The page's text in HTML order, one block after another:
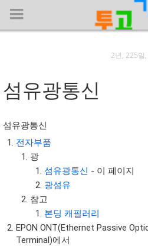
대문
회사명 :
투고기술
| 대표 : 김명기 | 사업자번호 : 142-
전화 : 031-8065-5299 | 주소 :
로 13, B동(complex동) 1213호(영덕
COPYRIGHT (C) 투고기술 ALL
투고기술 위키 저작권
2년, 225일
섬유광통신
섬유광통신
전자부품
광
섬유광통신 - 이 페이지
광섬유
참고
본딩 캐필러리
EPON ONT(Ethernet Passive
Terminal)에서